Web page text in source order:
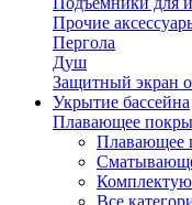
Прочие
Пергола
Душ
Защитный экран
Укрытие бассейна
Плавающее
Плавающее
Все